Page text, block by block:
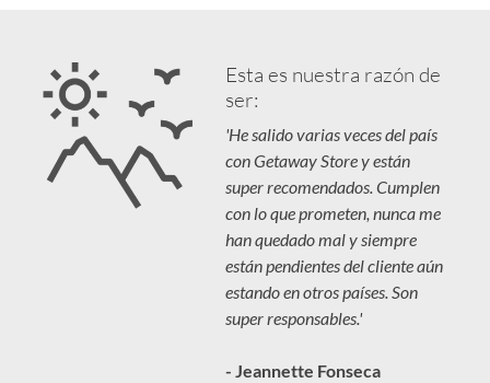
Esta es nuestra razón de
ser:
'He salido varias veces del país
con Getaway Store y están
super recomendados. Cumplen
con lo que prometen, nunca me
han quedado mal y siempre
están pendientes del cliente aún
estando en otros países. Son
super responsables.'
- Jeannette Fonseca